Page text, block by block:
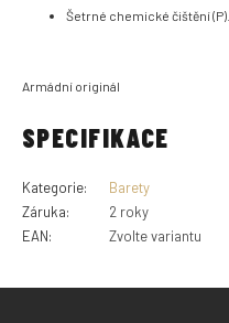
Šetrné chemické čištění (P).
Armádní originál
SPECIFIKACE
Kategorie:
Barety
Záruka:
2 roky
EAN: Zvolte variantu